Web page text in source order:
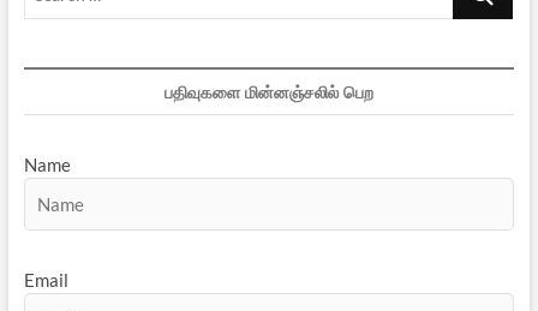
பதிவுகளை மின்னஞ்சலில் பெற
Name
Email